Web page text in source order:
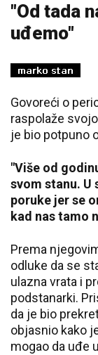
"Od tada
uđemo"
Govoreći o
raspolaže
je bio potpuno
"Više od
svom stanu. U
poruke jer se
kad nas tamo
Prema
odluke da se
ulazna vrata i
podstanarki.
da je bio
objasnio kako
mogao da uđe